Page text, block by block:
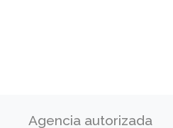
Agencia autorizada